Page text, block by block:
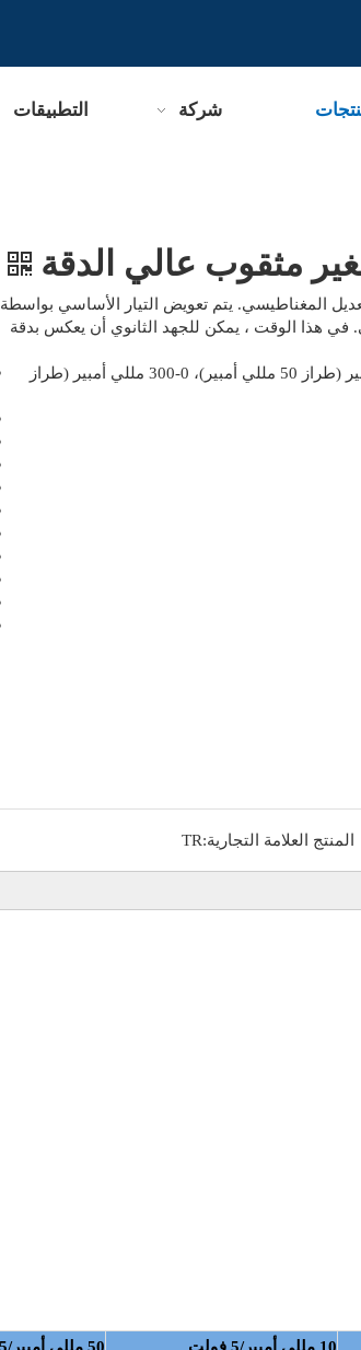
شركة التطبيقات
مثقوب عالي الدقة
المغناطيسي. يتم تعويض التيار الأساسي بواسطة
في هذا الوقت ، يمكن للجهد الثانوي أن يعكس بدقة
: 0-15 مللي أمبير (طراز 10 مللي أمبير)، 0-75 مللي أمبير (طراز 50 مللي أمبير)، 0-300 مللي أمبير (طراز
المنتج العلامة التجارية:TR